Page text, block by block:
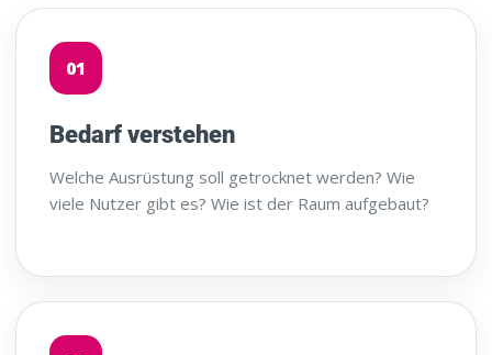
01
Bedarf verstehen
Welche Ausrüstung soll getrocknet werden? Wie
viele Nutzer gibt es? Wie ist der Raum aufgebaut?